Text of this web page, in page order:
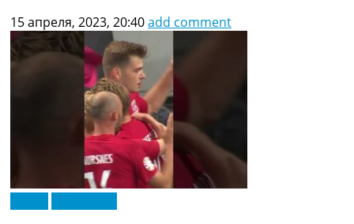
15 апреля, 2023, 20:40add comment